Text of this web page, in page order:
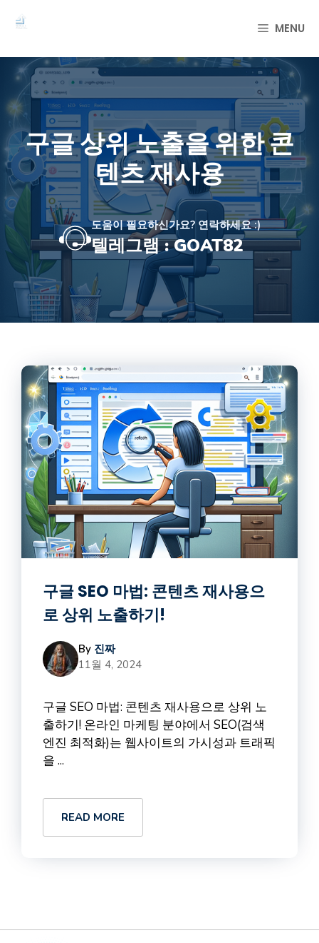
로
너
뛰
기
MENU
구글 상위 노출을 위한 콘
텐츠 재사용
도움이 필요하신가요? 연락하세요 :)
텔레그램 : GOAT82
구글 SEO 마법: 콘텐츠 재사용으
로 상위 노출하기!
By 진짜
11월 4, 2024
구글 SEO 마법: 콘텐츠 재사용으로 상위 노
출하기! 온라인 마케팅 분야에서 SEO(검색
엔진 최적화)는 웹사이트의 가시성과 트래픽
을 ...
READ MORE